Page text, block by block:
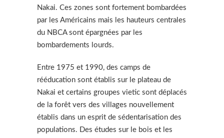
Nakai. Ces zones sont fortement bombardées
par les Américains mais les hauteurs centrales
du NBCA sont épargnées par les
bombardements lourds.
Entre 1975 et 1990, des camps de
rééducation sont établis sur le plateau de
Nakai et certains groupes vietic sont déplacés
de la forêt vers des villages nouvellement
établis dans un esprit de sédentarisation des
populations. Des études sur le bois et les